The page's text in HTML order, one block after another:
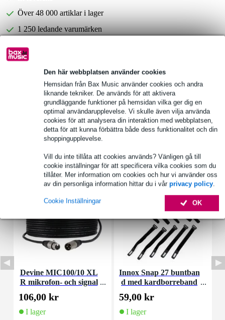
Den här webbplatsen använder cookies
Hemsidan från Bax Music använder cookies och andra
liknande tekniker. De används för att aktivera
grundläggande funktioner på hemsidan vilka ger dig en
optimal användarupplevelse. Vi skulle även vilja använda
cookies för att analysera din interaktion med webbplatsen,
detta för att kunna förbättra både dess funktionalitet och din
shoppingupplevelse.
Vill du inte tillåta att cookies används? Vänligen gå till
cookie inställningar för att specificera vilka cookies som du
tillåter. Mer information om cookies och hur vi använder oss
av din personliga information hittar du i vår privacy policy.
OK
Cookie Inställningar
Över 48 000 artiklar i lager
1 250 ledande varumärken
Produktinformation
Levereras inklusive: 1x Visaton SL 87 XA – 8 Ohm vattentät
fullregisterhögtalare
WEEE-registreringsnummer: DE 79837685
Fullständiga specifikationer
Tillbehör (7)
Devine MIC100/10 XL
R mikrofon- och signal
kabel 10 meter
106,00 kr
I lager
Innox Snap 27 buntban
d med kardborreband
59,00 kr
I lager